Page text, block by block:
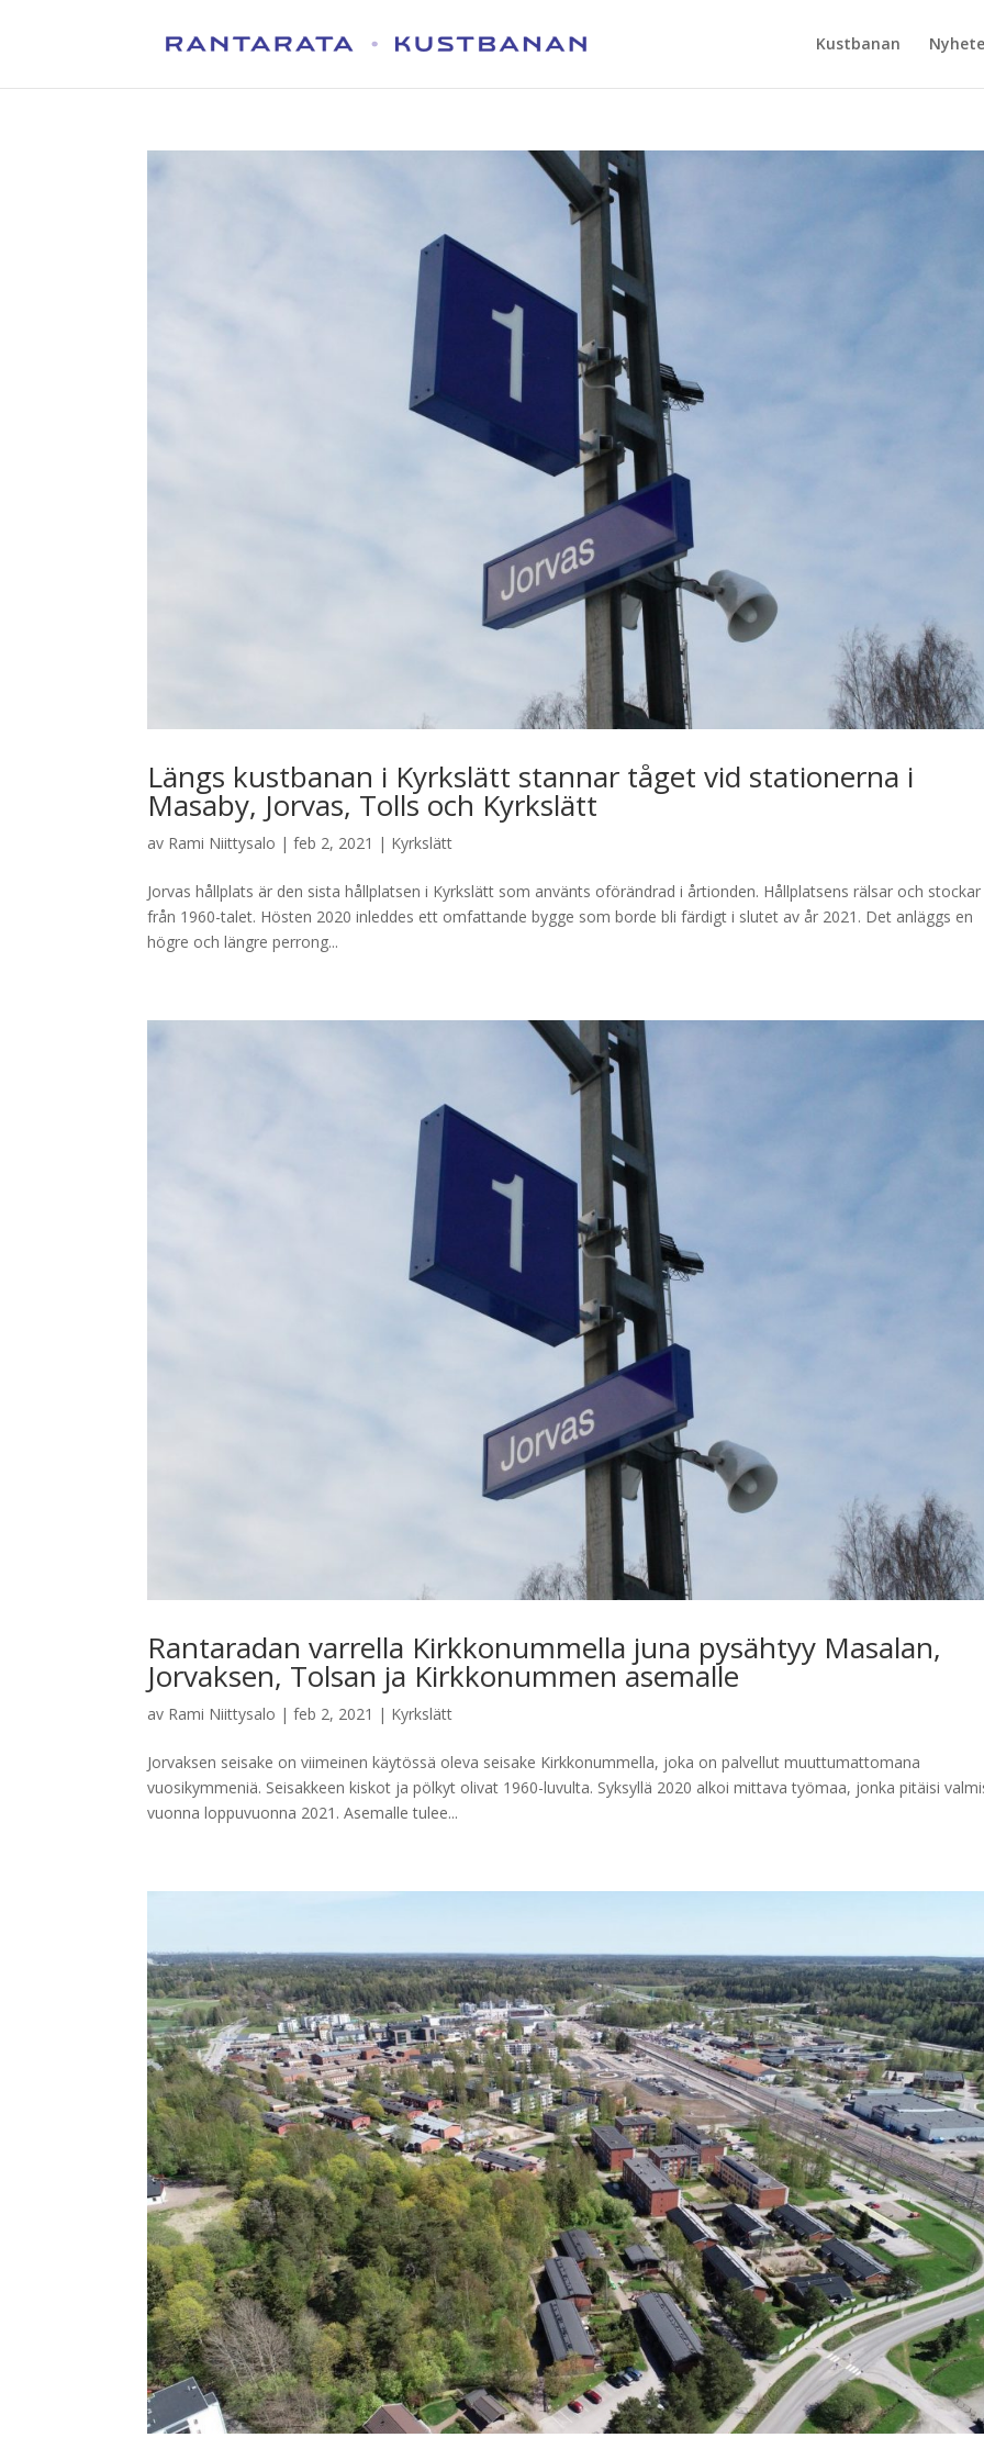
Kustbanan
Längs kustbanan i Kyrkslätt stannar tåget vid stationerna i
Masaby, Jorvas, Tolls och Kyrkslätt
av Rami Niittysalo |feb 2, 2021 | Kyrkslätt
Jorvas hållplats är den sista hållplatsen i Kyrkslätt som använts oförändrad i årtionden. Hållplatsens rälsar och
från 1960-talet. Hösten 2020 inleddes ett omfattande bygge som borde bli färdigt i slutet av år 2021. Det anläggs en
högre och längre perrong...
Rantaradan varrella Kirkkonummella juna pysähtyy Masalan,
Jorvaksen, Tolsan ja Kirkkonummen asemalle
av Rami Niittysalo |feb 2, 2021 | Kyrkslätt
Jorvaksen seisake on viimeinen käytössä oleva seisake Kirkkonummella, joka on palvellut muuttumattomana
vuosikymmeniä. Seisakkeen kiskot ja pölkyt olivat 1960-luvulta. Syksyllä 2020 alkoi mittava työmaa, jonka pitäisi
vuonna loppuvuonna 2021. Asemalle tulee...